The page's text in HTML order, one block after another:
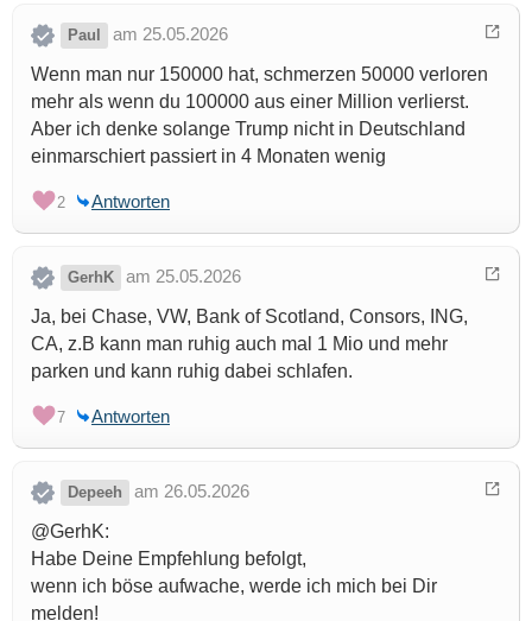
Paul
am 25.05.2026
Wenn man nur 150000 hat, schmerzen 50000 verloren
mehr als wenn du 100000 aus einer Million verlierst.
Aber ich denke solange Trump nicht in Deutschland
einmarschiert passiert in 4 Monaten wenig
2 Antworten
GerhK
am 25.05.2026
Ja, bei Chase, VW, Bank of Scotland, Consors, ING,
CA, z.B kann man ruhig auch mal 1 Mio und mehr
parken und kann ruhig dabei schlafen.
7 Antworten
Depeeh
am 26.05.2026
@GerhK:
Habe Deine Empfehlung befolgt,
wenn ich böse aufwache, werde ich mich bei Dir
melden!